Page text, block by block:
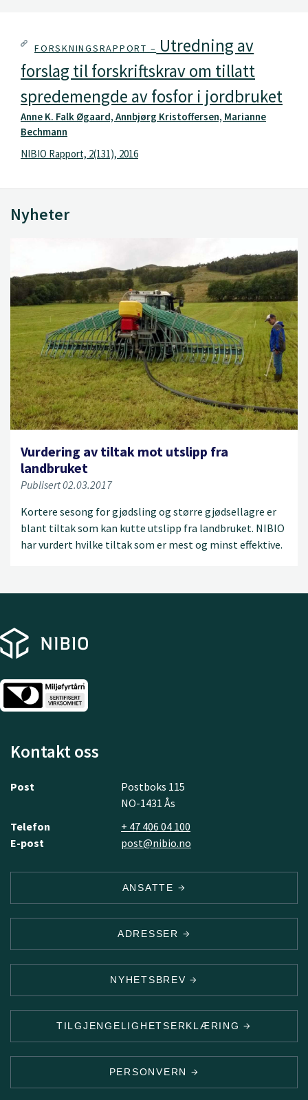
FORSKNINGSRAPPORT – Utredning av
forslag til forskriftskrav om tillatt
spredemengde av fosfor i jordbruket
Anne K. Falk Øgaard, Annbjørg Kristoffersen, Marianne
Bechmann
NIBIO Rapport, 2(131), 2016
Nyheter
Vurdering av tiltak mot utslipp fra
landbruket
Publisert 02.03.2017
Kortere sesong for gjødsling og større gjødsellagre er
blant tiltak som kan kutte utslipp fra landbruket. NIBIO
har vurdert hvilke tiltak som er mest og minst effektive.
Kontakt oss
Post
Postboks 115
NO-1431 Ås
Telefon
+ 47 406 04 100
E-post
post@nibio.no
ANSATTE
ADRESSER
NYHETSBREV
TILGJENGELIGHETSERKLÆRING
PERSONVERN